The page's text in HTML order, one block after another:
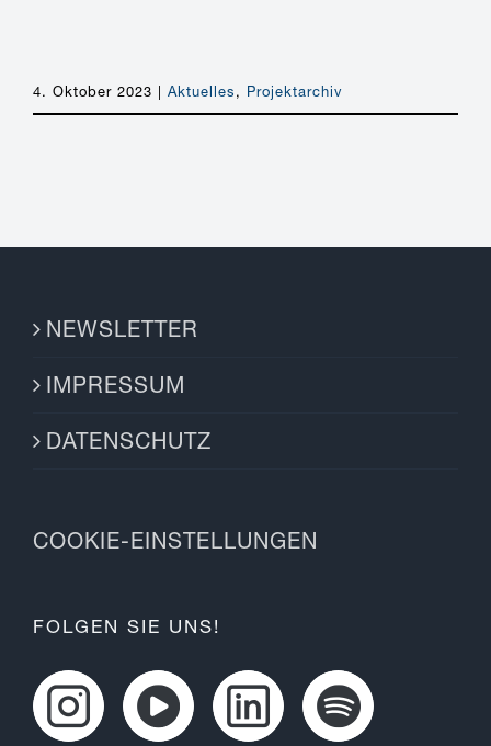
4. Oktober 2023 | Aktuelles, Projektarchiv
NEWSLETTER
IMPRESSUM
DATENSCHUTZ
COOKIE-EINSTELLUNGEN
FOLGEN SIE UNS!